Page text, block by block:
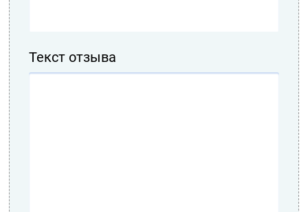
Текст отзыва